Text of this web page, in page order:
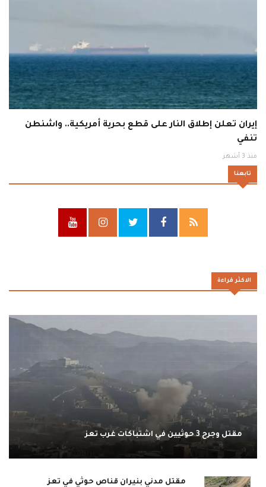
إيران تعلن إطلاق النار على قطع بحرية أمريكية.. واشنطن
تنفي
منذ 3 أشهر
تابعنا
الاكثر قراءة
مقتل وجرح 3 حوثيين في اشتباكات غرب تعز
مقتل مدني بنيران قناص حوثي في تعز